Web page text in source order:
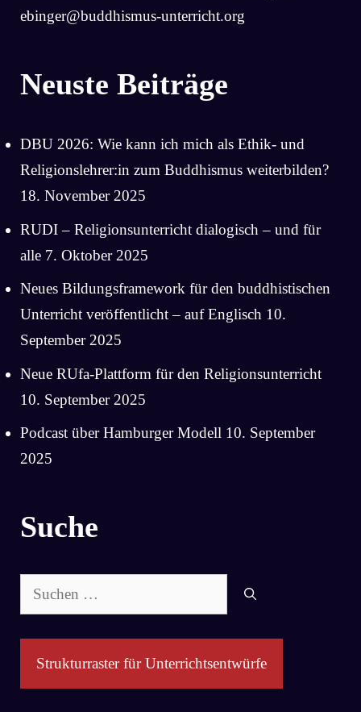
ebinger@buddhismus-unterricht.org
Neuste Beiträge
DBU 2026: Wie kann ich mich als Ethik- und
Religionslehrer:in zum Buddhismus weiterbilden?
18. November 2025
RUDI – Religionsunterricht dialogisch – und für
alle 7. Oktober 2025
Neues Bildungsframework für den buddhistischen
Unterricht veröffentlicht – auf Englisch 10.
September 2025
Neue RUfa-Plattform für den Religionsunterricht
10. September 2025
Podcast über Hamburger Modell 10. September
2025
Suche
Suchen
nach:
Strukturraster für Unterrichtsentwürfe